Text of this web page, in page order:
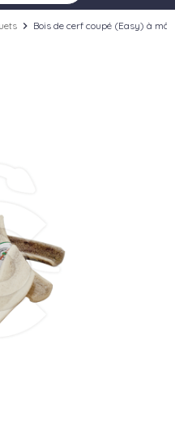
chevron_right Bois de cerf coupé (Easy) à